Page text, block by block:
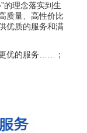
的理念落实到生
质量、高性价比
优质的服务和满
优的服务……；